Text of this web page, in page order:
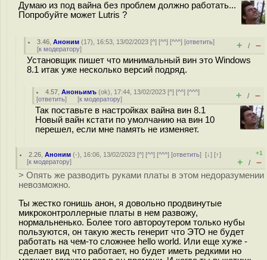
Думаю из под вайна без проблем должно работать...
Попробуйте может Lutris ?
3.46 ,Аноним (17), 16:53, 13/02/2023 [^] [^^] [^^^] [ответить]
[к модератору] + / –
Установщик пишет что минимальный вин это Windows
8.1 итак уже несколько версий подряд.
4.57 ,Аноньимъ (ok), 17:44, 13/02/2023 [^] [^^] [^^^]
[ответить] [к модератору] + / –
Так поставьте в настройках вайна вин 8.1
Новый вайн кстати по умолчанию на вин 10
перешел, если мне память не изменяет.
2.26 ,Аноним (-), 16:06, 13/02/2023 [^] [^^] [^^^] [ответить][↓] [↑]
[к модератору]
+1
+ / –
> Опять же разводить руками платы в этом недоразумении
невозможно.
Ты жестко гонишь анон, я довольно продвинутые
микроконтроллерные платы в нем развожу,
нормальненько. Более того автороутером только нубы
пользуются, он такую жесть генерит что ЭТО не будет
работать на чем-то сложнее hello world. Или еще хуже -
сделает вид что работает, но будет иметь редкими но